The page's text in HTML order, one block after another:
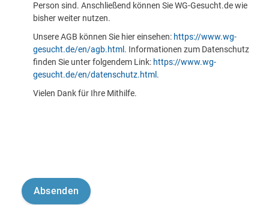
Person sind. Anschließend können Sie WG-Gesucht.de wie
bisher weiter nutzen.
Unsere AGB können Sie hier einsehen: https://www.wg-
gesucht.de/en/agb.html . Informationen zum Datenschutz
finden Sie unter folgendem Link: https://www.wg-
gesucht.de/en/datenschutz.html .
Vielen Dank für Ihre Mithilfe.